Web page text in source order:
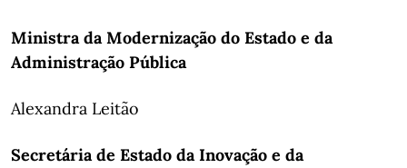
Ministra da Modernização do Estado e da
Administração Pública
Alexandra Leitão
Secretária de Estado da Inovação e da